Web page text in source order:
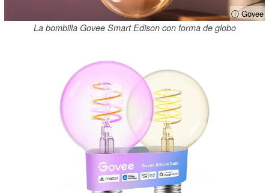
ⓘ Govee
La bombilla Govee Smart Edison con forma de globo